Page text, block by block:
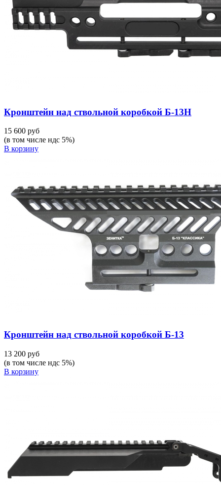
Кронштейн над ствольной коробкой Б-13Н
15 600 руб
(в том числе ндс 5%)
В корзину
Кронштейн над ствольной коробкой Б-13
13 200 руб
(в том числе ндс 5%)
В корзину